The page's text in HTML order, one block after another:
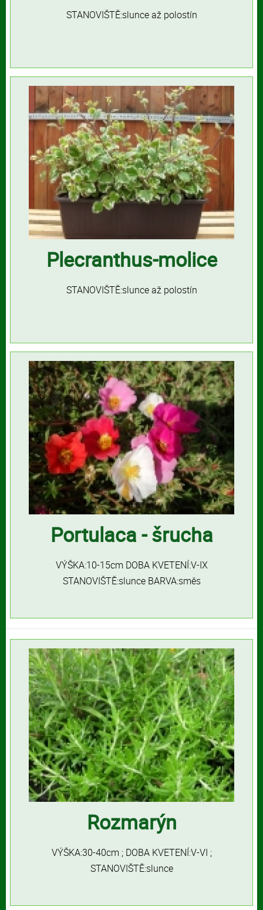
STANOVIŠTĚ:slunce až polostín
Plecranthus-molice
STANOVIŠTĚ:slunce až polostín
Portulaca - šrucha
VÝŠKA:10-15cm DOBA KVETENÍ:V-IX
STANOVIŠTĚ:slunce BARVA:směs
Rozmarýn
VÝŠKA:30-40cm ; DOBA KVETENÍ:V-VI ;
STANOVIŠTĚ:slunce